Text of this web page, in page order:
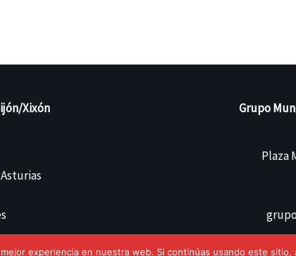
Xixón Grupo
Plaza
experiencia en nuestra web. Si continúas usando este